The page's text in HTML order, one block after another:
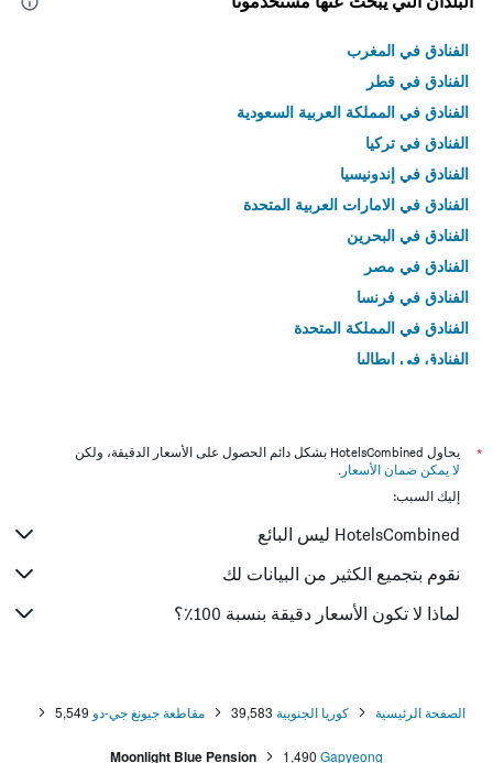
الفنادق في المغرب
الفنادق في قطر
الفنادق في المملكة العربية السعودية
الفنادق في تركيا
الفنادق في إندونيسيا
الفنادق في الامارات العربية المتحدة
الفنادق في البحرين
الفنادق في مصر
الفنادق في فرنسا
الفنادق في المملكة المتحدة
الفنادق في إيطاليا
*
يحاول HotelsCombined بشكل دائم الحصول على الأسعار الدقيقة، ولكن
لا يمكن ضمان الأسعار .
إليك السبب:
HotelsCombined ليس البائع
نقوم بتجميع الكثير من البيانات لك
لماذا لا تكون الأسعار دقيقة بنسبة 100٪؟
الصفحة الرئيسية كوريا الجنوبية 39,583 مقاطعة جيونغ جي-دو 5,549
Gapyeong
1,490
Moonlight Blue Pension